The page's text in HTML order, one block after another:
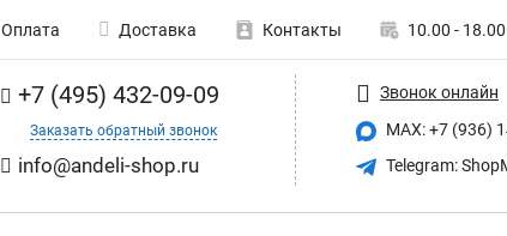
Оплата Доставка Контакты 10.00 - 18.00
+7 (495) 432-09-09
Заказать обратный звонок
info@andeli-shop.ru
Звонок онлайн
MAX: +7 (936)
Telegram: